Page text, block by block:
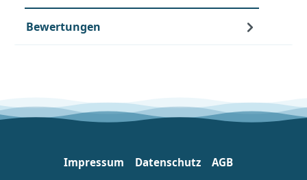
Bewertungen
Impressum Datenschutz
AGB